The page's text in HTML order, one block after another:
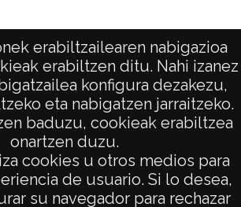
erabiltzailearen nabigazioa
erabiltzen ditu. Nahi izanez
konfigura dezakezu,
eta nabigatzen jarraitzeko.
baduzu, cookieak erabiltzea
onartzen duzu.
cookies u otros medios para
de usuario. Si lo desea,
su navegador para rechazar
de 1
páginas
1–7 de
results
LEGAL
DE PRIVACIDAD